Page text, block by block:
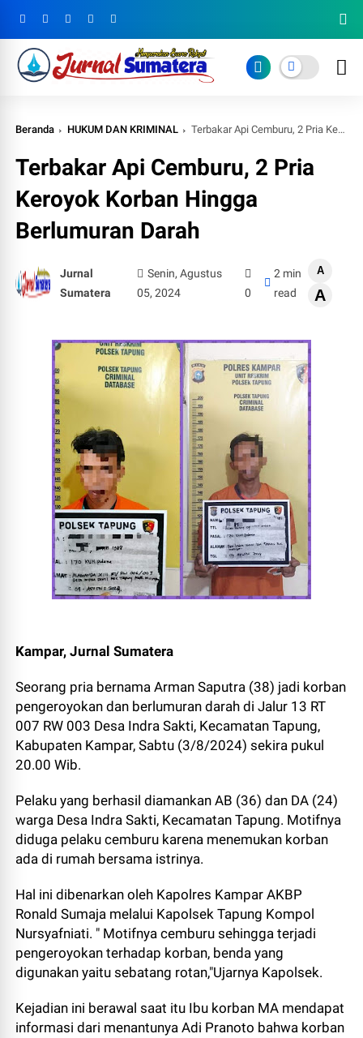
Beranda HUKUM DAN KRIMINAL Terbakar Api Cemburu, 2 Pria Keroyok Korban Hingga Berlumuran Darah
Terbakar Api Cemburu, 2 Pria
Keroyok Korban Hingga
Berlumuran Darah
Jurnal
Sumatera
Senin, Agustus
05, 2024
0
2 min
read
A
A
Kampar, Jurnal Sumatera
Seorang pria bernama Arman Saputra (38) jadi korban
pengeroyokan dan berlumuran darah di Jalur 13 RT
007 RW 003 Desa Indra Sakti, Kecamatan Tapung,
Kabupaten Kampar, Sabtu (3/8/2024) sekira pukul
20.00 Wib.
Pelaku yang berhasil diamankan AB (36) dan DA (24)
warga Desa Indra Sakti, Kecamatan Tapung. Motifnya
diduga pelaku cemburu karena menemukan korban
ada di rumah bersama istrinya.
Hal ini dibenarkan oleh Kapolres Kampar AKBP
Ronald Sumaja melalui Kapolsek Tapung Kompol
Nursyafniati. " Motifnya cemburu sehingga terjadi
pengeroyokan terhadap korban, benda yang
digunakan yaitu sebatang rotan,"Ujarnya Kapolsek.
Kejadian ini berawal saat itu Ibu korban MA mendapat
informasi dari menantunya Adi Pranoto bahwa korban